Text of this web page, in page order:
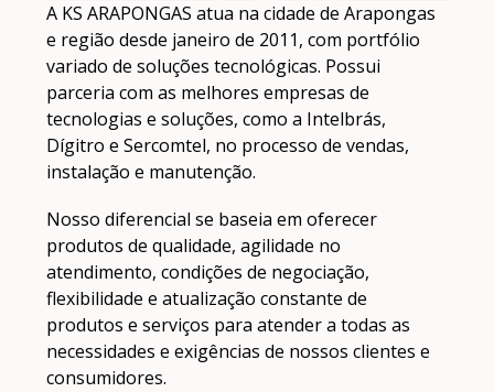
A KS ARAPONGAS atua na cidade de Arapongas
e região desde janeiro de 2011, com portfólio
variado de soluções tecnológicas. Possui
parceria com as melhores empresas de
tecnologias e soluções, como a Intelbrás,
Dígitro e Sercomtel, no processo de vendas,
instalação e manutenção.
Nosso diferencial se baseia em oferecer
produtos de qualidade, agilidade no
atendimento, condições de negociação,
flexibilidade e atualização constante de
produtos e serviços para atender a todas as
necessidades e exigências de nossos clientes e
consumidores.